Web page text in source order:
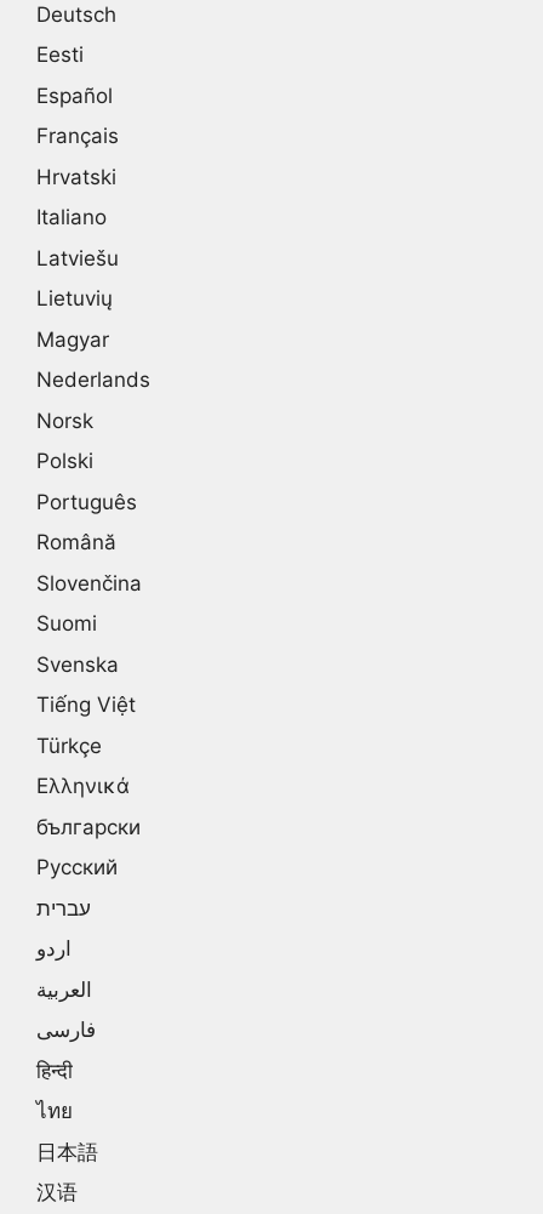
Deutsch
Eesti
Español
Français
Hrvatski
Italiano
Latviešu
Lietuvių
Magyar
Nederlands
Norsk
Polski
Português
Română
Slovenčina
Suomi
Svenska
Tiếng Việt
Türkçe
Ελληνικά
български
Русский
עברית
اردو
العربية
فارسی
हिन्दी
ไทย
日本語
汉语